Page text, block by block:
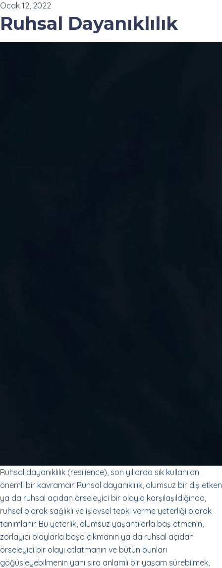
Ocak 12, 2022
Ruhsal Dayanıklılık
Ruhsal dayanıklılık (resilience), son yıllarda sık kullanılan
önemli bir kavramdır. Ruhsal dayanıklılık, olumsuz bir dış etken
ya da ruhsal açıdan örseleyici bir olayla karşılaşıldığında,
ruhsal olarak sağlıklı ve işlevsel tepki verme yeterliği olarak
tanımlanır. Bu yeterlik, olumsuz yaşantılarla baş etmenin,
zorlayıcı olaylarla başa çıkmanın ya da ruhsal açıdan
örseleyici bir olayı atlatmanın ve bütün bunları
göğüsleyebilmenin yanı sıra anlamlı bir yaşam sürebilmek,